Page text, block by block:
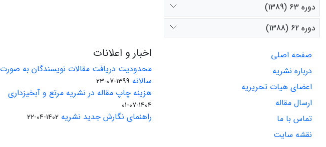
دوره 63 (1389)
دوره 62 (1388)
صفحه اصلی
درباره نشریه
اعضای هیات تحریریه
ارسال مقاله
تماس با ما
نقشه سایت
اخبار و اعلانات
محدودیت دریافت مقالات نویسندگان به صورت
سالانه 1399-07-23
هزینه چاپ مقاله در نشریه مرتع و آبخیزداری
1404-07-01
راهنمای نگارش جدید نشریه 1402-04-22